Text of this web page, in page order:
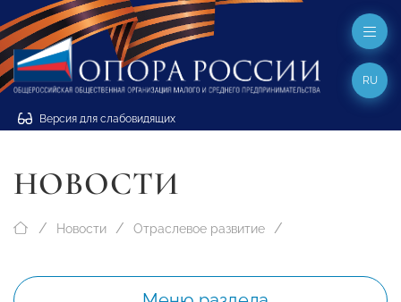
Версия для слабовидящих
RU
НОВОСТИ
Новости Отраслевое развитие